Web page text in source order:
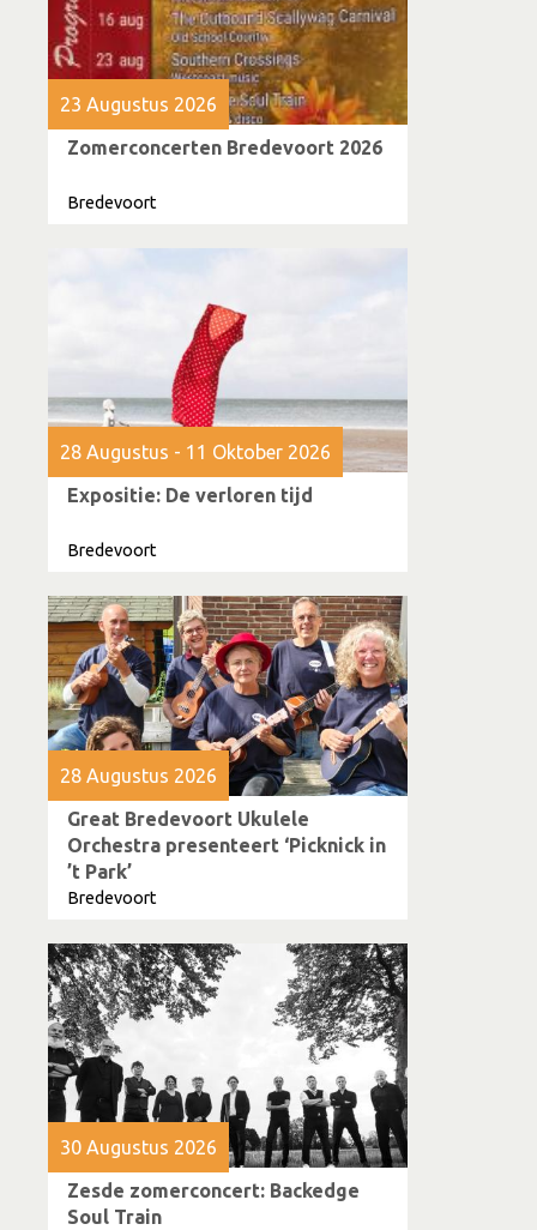
23 Augustus 2026
Zomerconcerten Bredevoort 2026
Bredevoort
28 Augustus - 11 Oktober 2026
Expositie: De verloren tijd
Bredevoort
28 Augustus 2026
Great Bredevoort Ukulele
Orchestra presenteert ‘Picknick in
’t Park’
Bredevoort
30 Augustus 2026
Zesde zomerconcert: Backedge
Soul Train